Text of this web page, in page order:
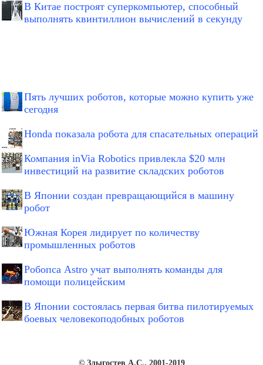
В Китае построят суперкомпьютер, способный
выполнять квинтиллион вычислений в секунду
Пять лучших роботов, которые можно купить уже
сегодня
Honda показала робота для спасательных операций
Компания inVia Robotics привлекла $20 млн
инвестиций на развитие складских роботов
В Японии создан превращающийся в машину
робот
Южная Корея лидирует по количеству
промышленных роботов
Робопса Astro учат выполнять команды для
помощи полицейским
В Японии состоялась первая битва пилотируемых
боевых человекоподобных роботов
© Злыгостев А.С., 2001-2019